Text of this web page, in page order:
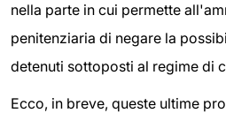
nella parte in cui permette
penitenziaria di negare la
detenuti sottoposti al regime di
Ecco, in breve, queste ultime